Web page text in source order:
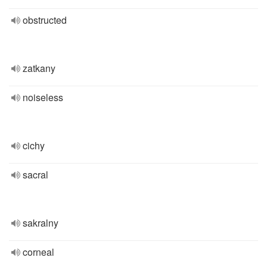
obstructed
zatkany
noiseless
cichy
sacral
sakralny
corneal